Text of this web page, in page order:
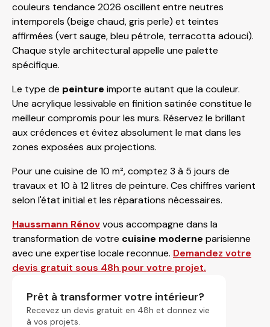
couleurs tendance 2026 oscillent entre neutres
intemporels (beige chaud, gris perle) et teintes
affirmées (vert sauge, bleu pétrole, terracotta adouci).
Chaque style architectural appelle une palette
spécifique.
Le type de peinture importe autant que la couleur.
Une acrylique lessivable en finition satinée constitue le
meilleur compromis pour les murs. Réservez le brillant
aux crédences et évitez absolument le mat dans les
zones exposées aux projections.
Pour une cuisine de 10 m², comptez 3 à 5 jours de
travaux et 10 à 12 litres de peinture. Ces chiffres varient
selon l'état initial et les réparations nécessaires.
Haussmann Rénovvous accompagne dans la
transformation de votre cuisine moderne parisienne
avec une expertise locale reconnue. Demandez votre
devis gratuit sous 48h pour votre projet.
Prêt à transformer votre intérieur?
Recevez un devis gratuit en 48h et donnez vie
à vos projets.